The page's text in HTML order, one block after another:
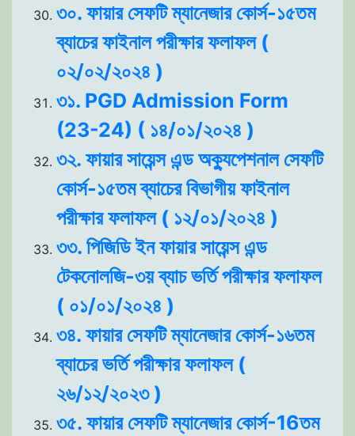
৩০. ফায়ার সেফটি ম্যানেজার কোর্স-১৫তম
ব্যাচের ফাইনাল পরীক্ষার ফলাফল (
০২/০২/২০২৪ )
৩১. PGD Admission Form
(23-24) ( ১৪/০১/২০২৪ )
৩২. ফায়ার সায়েন্স এন্ড অক্যুপেশনাল সেফটি
কোর্স-১৫তম ব্যাচের বিভাগীয় ফাইনাল
পরীক্ষার ফলাফল ( ১২/০১/২০২৪ )
৩৩. পিজিডি ইন ফায়ার সায়েন্স এন্ড
টেকনোলজি-৩য় ব্যাচ ভর্তি পরীক্ষার ফলাফল
( ০১/০১/২০২৪ )
৩৪. ফায়ার সেফটি ম্যানেজার কোর্স-১৬তম
ব্যাচের ভর্তি পরীক্ষার ফলাফল (
২৬/১২/২০২৩ )
৩৫. ফায়ার সেফটি ম্যানেজার কোর্স-16তম